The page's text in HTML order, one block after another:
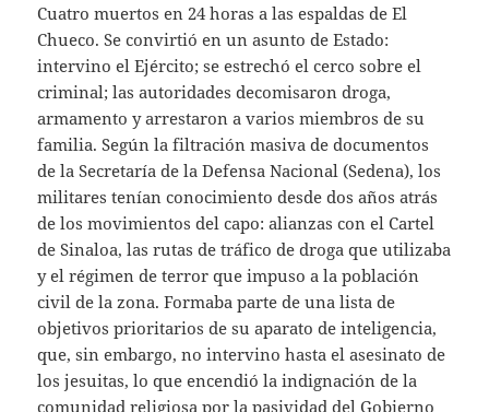
Cuatro muertos en 24 horas a las espaldas de El
Chueco. Se convirtió en un asunto de Estado:
intervino el Ejército; se estrechó el cerco sobre el
criminal; las autoridades decomisaron droga,
armamento y arrestaron a varios miembros de su
familia. Según la filtración masiva de documentos
de la Secretaría de la Defensa Nacional (Sedena), los
militares tenían conocimiento desde dos años atrás
de los movimientos del capo: alianzas con el Cartel
de Sinaloa, las rutas de tráfico de droga que utilizaba
y el régimen de terror que impuso a la población
civil de la zona. Formaba parte de una lista de
objetivos prioritarios de su aparato de inteligencia,
que, sin embargo, no intervino hasta el asesinato de
los jesuitas, lo que encendió la indignación de la
comunidad religiosa por la pasividad del Gobierno